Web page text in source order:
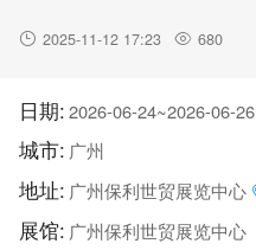
2025-11-12 17:23 680
日期:2026-06-24~2026-06-26
城市: 广州
地址: 广州保利世贸展览中心
展馆: 广州保利世贸展览中心